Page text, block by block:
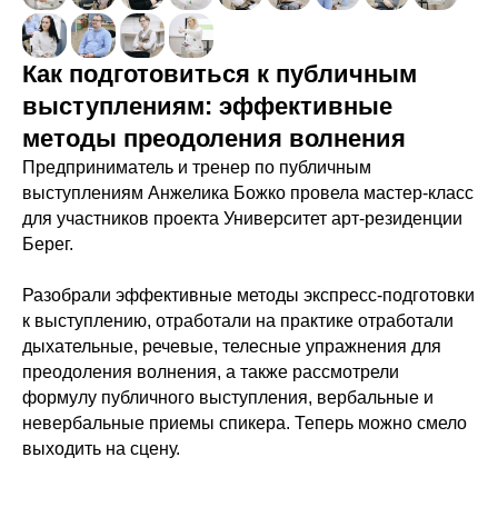
Как подготовиться к публичным
выступлениям: эффективные
методы преодоления волнения
Предприниматель и тренер по публичным
выступлениям Анжелика Божко провела мастер-класс
для участников проекта Университет арт-резиденции
Берег.
Разобрали эффективные методы экспресс-подготовки
к выступлению, отработали на практике отработали
дыхательные, речевые, телесные упражнения для
преодоления волнения, а также рассмотрели
формулу публичного выступления, вербальные и
невербальные приемы спикера. Теперь можно смело
выходить на сцену.